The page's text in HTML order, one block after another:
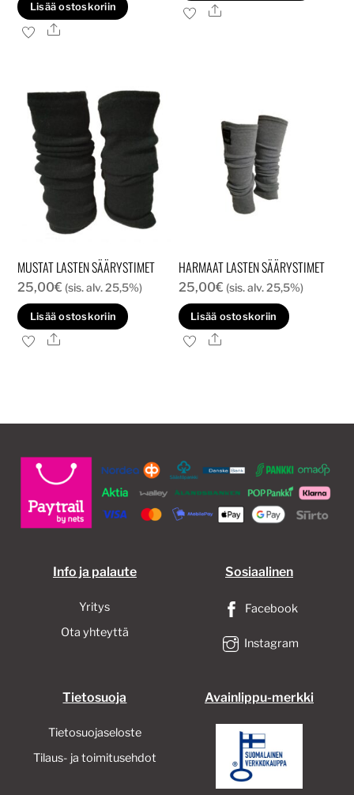
Lisää ostoskoriin
Ale
Ale
MUSTAT LASTEN SÄÄRYSTIMET
25,00€ (sis. alv. 25,5%)
Lisää ostoskoriin
Ale
HARMAAT LASTEN SÄÄRYSTIMET
25,00€ (sis. alv. 25,5%)
Lisää ostoskoriin
Ale
Info ja palaute
Yritys
Ota yhteyttä
Sosiaalinen
Facebook
Instagram
Tietosuoja
Tietosuojaseloste
Tilaus- ja toimitusehdot
Avainlippu-merkki